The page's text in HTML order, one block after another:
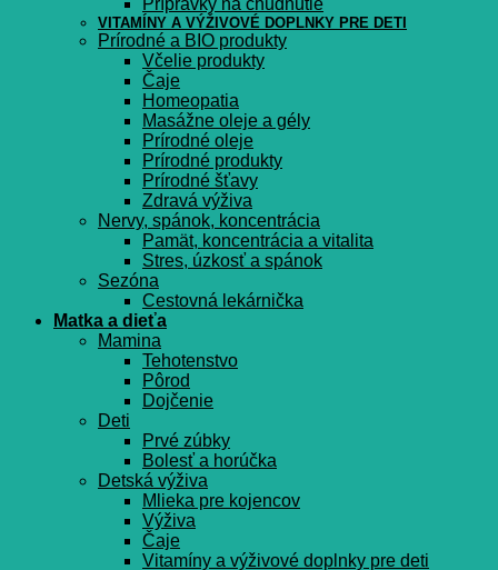
Prípravky na chudnutie
VITAMÍNY A VÝŽIVOVÉ DOPLNKY PRE DETI
Prírodné a BIO produkty
Včelie produkty
Čaje
Homeopatia
Masážne oleje a gély
Prírodné oleje
Prírodné produkty
Prírodné šťavy
Zdravá výživa
Nervy, spánok, koncentrácia
Pamät, koncentrácia a vitalita
Stres, úzkosť a spánok
Sezóna
Cestovná lekárnička
Matka a dieťa
Mamina
Tehotenstvo
Pôrod
Dojčenie
Deti
Prvé zúbky
Bolesť a horúčka
Detská výživa
Mlieka pre kojencov
Výživa
Čaje
Vitamíny a výživové doplnky pre deti